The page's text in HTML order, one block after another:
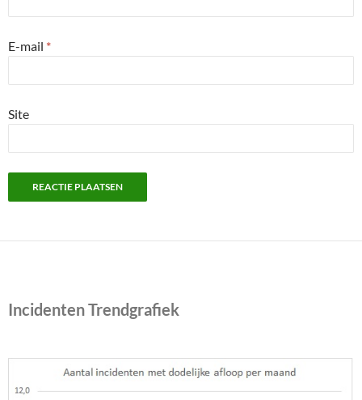
E-mail *
Site
Incidenten Trendgrafiek